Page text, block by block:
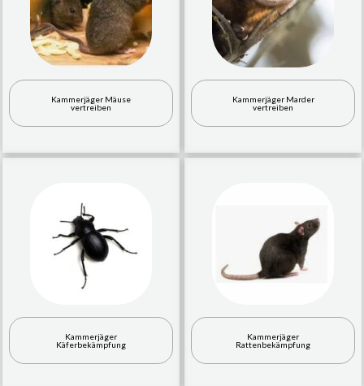
Kammerjäger Mäuse
vertreiben
Kammerjäger Marder
vertreiben
Kammerjäger
Käferbekämpfung
Kammerjäger
Rattenbekämpfung